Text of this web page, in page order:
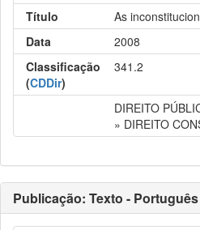
Título
As
Data
2008
Classificação
(CDDir)
341.2
DIREITO
» DIREITO
Publicação: Texto - Português